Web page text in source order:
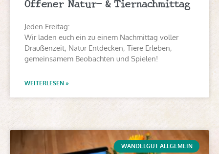
Jeden Freitag:
Wir laden euch ein zu einem Nachmittag voller
Draußenzeit, Natur Entdecken, Tiere Erleben,
gemeinsamem Beobachten und Spielen!
WEITERLESEN »
WANDELGUT ALLGEMEIN